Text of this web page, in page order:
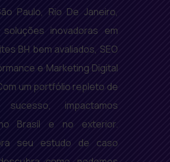
Paulo, Rio De Janeiro,
inovadoras em
BH bem avaliados, SEO
e Marketing Digital
um portfólio repleto de
impactamos
Brasil e no exterior.
seu estudo de caso